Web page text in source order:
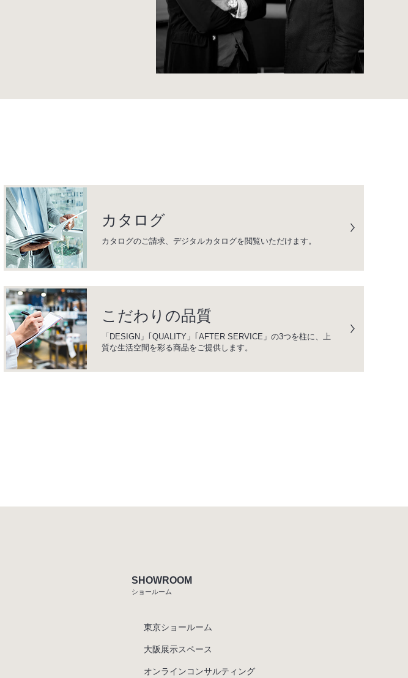
カタログ
カタログのご請求、デジタルカタログを閲覧いただけます。
こだわりの品質
「DESIGN」｢QUALITY」｢AFTER SERVICE」の3つを柱に、上
質な生活空間を彩る商品をご提供します。
SHOWROOM
ショールーム
東京ショールーム
大阪展示スペース
オンラインコンサルティング